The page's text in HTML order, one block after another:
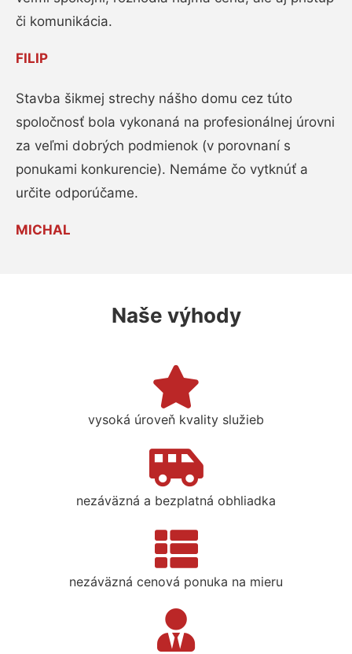
či komunikácia.
FILIP
Stavba šikmej strechy nášho domu cez túto
spoločnosť bola vykonaná na profesionálnej úrovni
za veľmi dobrých podmienok (v porovnaní s
ponukami konkurencie). Nemáme čo vytknúť a
určite odporúčame.
MICHAL
Naše výhody
vysoká úroveň kvality služieb
nezáväzná a bezplatná obhliadka
nezáväzná cenová ponuka na mieru